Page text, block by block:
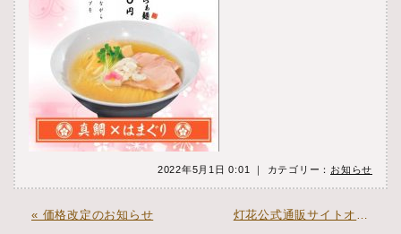
2022年5月1日 0:01 ｜ カテゴリー： お知らせ
« 価格改定のお知らせ 灯花公式通販サイトオープンしました。 »